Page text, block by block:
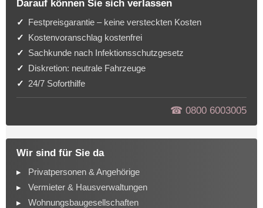
Darauf können Sie sich verlassen
Festpreisgarantie – keine versteckten Kosten
Kostenvoranschlag kostenfrei
Sachkunde nach Infektionsschutzgesetz
Diskretion: neutrale Fahrzeuge
24/7 Soforthilfe
☎︎ 0800 6003005
Wir sind für Sie da
Privatpersonen & Angehörige
Vermieter & Hausverwaltungen
Wohnungsbaugesellschaften